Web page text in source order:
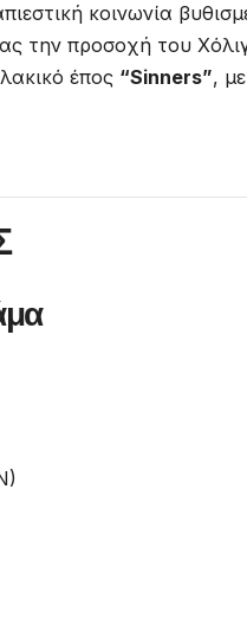
κοινωνία
την προσοχή του
έπος “Sinners”,